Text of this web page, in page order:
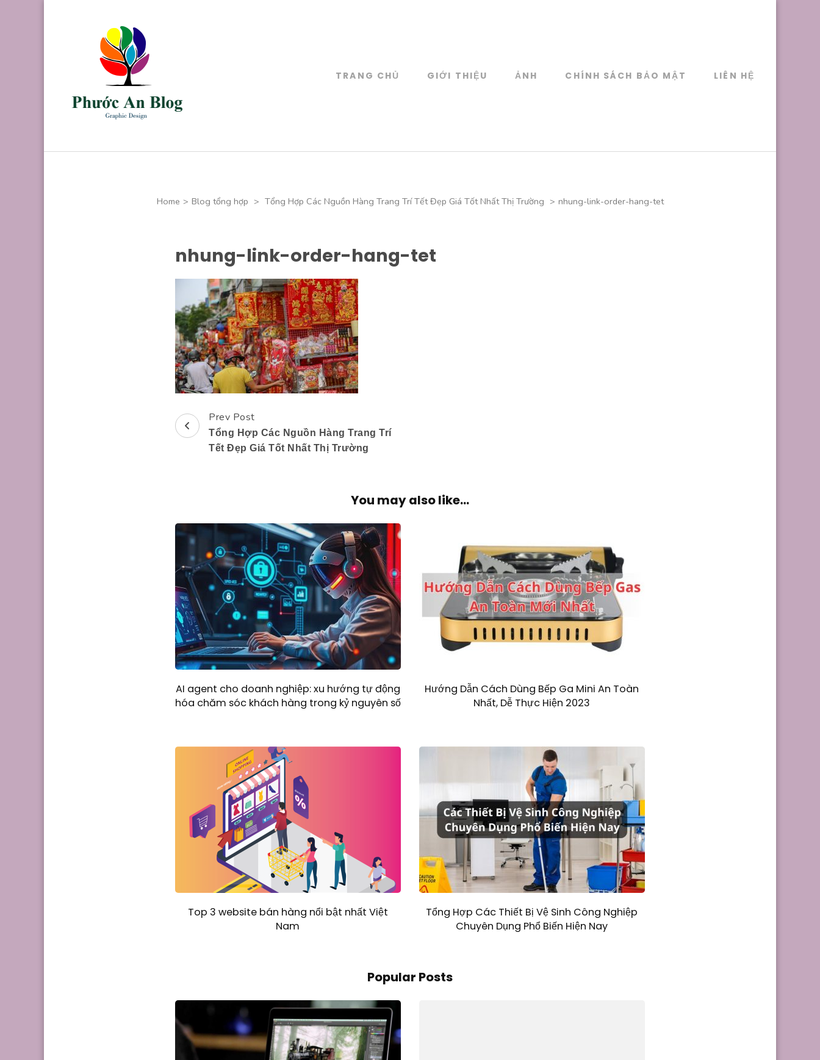
TRANG CHỦ GIỚI THIỆU ẢNH CHÍNH SÁCH BẢO MẬT LIÊN HỆ
Home > Blog tổng hợp > Tổng Hợp Các Nguồn Hàng Trang Trí Tết Đẹp Giá Tốt Nhất Thị Trường > nhung-link-order-hang-tet
nhung-link-order-hang-tet
Post
Navigation
Prev Post
Tổng Hợp Các Nguồn Hàng Trang Trí
Tết Đẹp Giá Tốt Nhất Thị Trường
You may also like...
AI agent cho doanh nghiệp: xu hướng tự động
hóa chăm sóc khách hàng trong kỷ nguyên số
Hướng Dẫn Cách Dùng Bếp Ga Mini An Toàn
Nhất, Dễ Thực Hiện 2023
Top 3 website bán hàng nổi bật nhất Việt
Nam
Tổng Hợp Các Thiết Bị Vệ Sinh Công Nghiệp
Chuyên Dụng Phổ Biến Hiện Nay
Popular Posts